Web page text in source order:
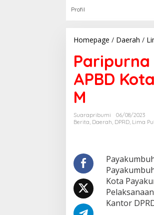
Profil
Homepage / Daerah /
Paripurna
APBD
M
Suarapribumi
06/08/2023
Berita, Daerah, DPRD, Lima
Kota
Kantor